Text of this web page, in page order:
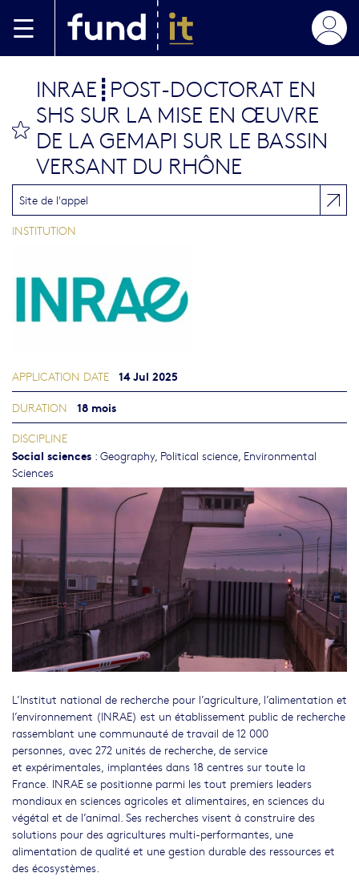
INRAE┋POST-DOCTORAT EN
SHS SUR LA MISE EN ŒUVRE
DE LA GEMAPI SUR LE BASSIN
VERSANT DU RHÔNE
L’Institut national de recherche pour l’agriculture, l’alimentation et
l’environnement (INRAE) est un établissement public de recherche
rassemblant une communauté de travail de 12 000
personnes, avec 272 unités de recherche, de service
et expérimentales, implantées dans 18 centres sur toute la
France. INRAE se positionne parmi les tout premiers leaders
mondiaux en sciences agricoles et alimentaires, en sciences du
végétal et de l’animal. Ses recherches visent à construire des
solutions pour des agricultures multi-performantes, une
alimentation de qualité et une gestion durable des ressources et
des écosystèmes.
Site de l'appel
INSTITUTION
APPLICATION DATE 14 Jul 2025
DURATION 18 mois
DISCIPLINE
Social sciences : Geography, Political science Environmental
Sciences